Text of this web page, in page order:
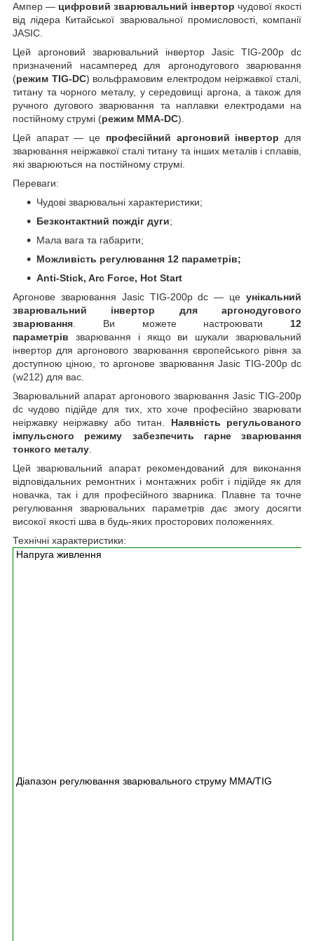
Ампер ― цифровий зварювальний інвертор чудової якості
від лідера Китайської зварювальної промисловості, компанії
JASIC.
Цей аргоновий зварювальний інвертор Jasic TIG-200p dc
призначений насамперед для аргонодугового зварювання
(режим TIG-DC) вольфрамовим електродом неіржавкої сталі,
титану та чорного металу, у середовищі аргона, а також для
ручного дугового зварювання та наплавки електродами на
постійному струмі (режим MMA-DC).
Цей апарат — це професійний аргоновий інвертор для
зварювання неіржавкої сталі титану та інших металів і сплавів,
які зварюються на постійному струмі.
Переваги:
Чудові зварювальні характеристики;
Безконтактний пождіг дуги;
Мала вага та габарити;
Можливість регулювання 12 параметрів;
Anti-Stick, Arc Force, Hot Start
Аргонове зварювання Jasic TIG-200p dc — це унікальний
зварювальний інвертор для аргонодугового
зварювання. Ви можете настроювати 12
параметрів зварювання і якщо ви шукали зварювальний
інвертор для аргонового зварювання європейського рівня за
доступною ціною, то аргонове зварювання Jasic TIG-200p dc
(w212) для вас.
Зварювальний апарат аргонового зварювання Jasic TIG-200p
dc чудово підійде для тих, хто хоче професійно зварювати
неіржавку неіржавку або титан. Наявність регульованого
імпульсного режиму забезпечить гарне зварювання
тонкого металу.
Цей зварювальний апарат рекомендований для виконання
відповідальних ремонтних і монтажних робіт і підійде як для
новачка, так і для професійного зварника. Плавне та точне
регулювання зварювальних параметрів дає змогу досягти
високої якості шва в будь-яких просторових положеннях.
Технічні характеристики:
Напруга живлення
Діапазон регулювання зварювального струму MMA/TIG